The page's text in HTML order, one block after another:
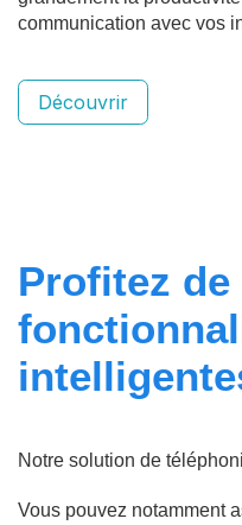
communication avec vos
Découvrir
Profitez de
Notre solution de
Vous pouvez notamment